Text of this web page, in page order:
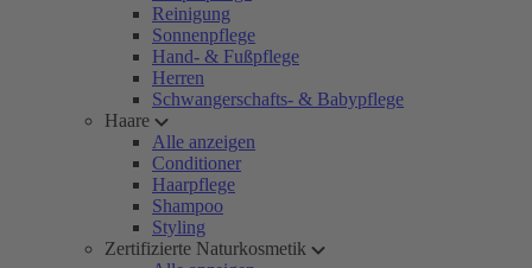
Reinigung
Sonnenpflege
Hand- & Fußpflege
Herren
Schwangerschafts- & Babypflege
Haare
Alle anzeigen
Conditioner
Haarpflege
Shampoo
Styling
Zertifizierte Naturkosmetik